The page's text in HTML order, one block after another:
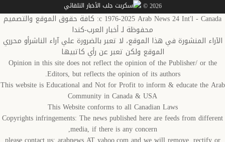
2026 ©
c 1976-2025 Arab News 24 Int'l - Canada: كافة حقوق الموقع والتصميم
محفوظة لـ أخبار العرب-كندا
الآراء المنشورة في هذا الموقع، لا تعبر بالضرورة علي آراء الناشرأو محرري
الموقع ولكن تعبر عن رأي كاتبيها
Opinion in this site does not reflect the opinion of the Publisher/ or the
Editors, but reflects the opinion of its authors.
This website is Educational and Not for Profit to inform & educate the Arab
Community in Canada & USA
This Website conforms to all Canadian Laws
Copyrights infringements: The news published here are feeds from different
media, if there is any concern,